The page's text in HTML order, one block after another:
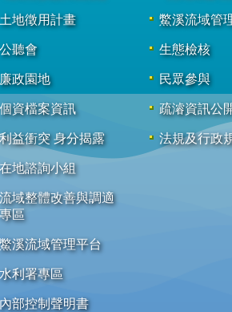
土地徵用計畫
公聽會
廉政園地
個資檔案資訊
利益衝突 身分揭露
在地諮詢小組
流域整體改善與調適
專區
鱉溪流域管理平台
水利署專區
內部控制聲明書
鱉溪流域管
生態檢核
民眾參與
疏濬資訊公
法規及行政